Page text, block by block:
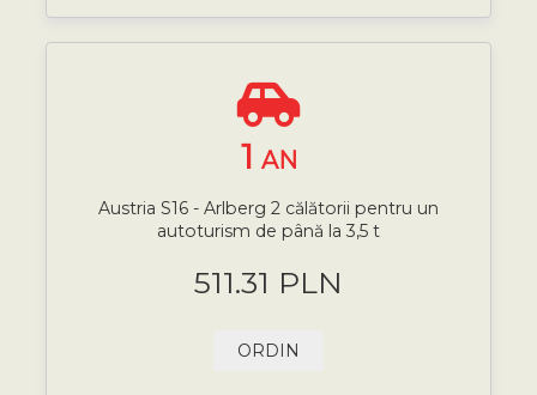
1 AN
Austria S16 - Arlberg 2 călătorii pentru un
autoturism de până la 3,5 t
511.31 PLN
ORDIN